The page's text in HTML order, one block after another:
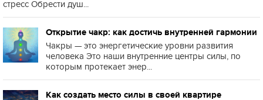
стресс Обрести душ...
Открытие чакр: как достичь внутренней гармонии
Чакры — это энергетические уровни развития
человека Это наши внутренние центры силы, по
которым протекает энер...
Как создать место силы в своей квартире